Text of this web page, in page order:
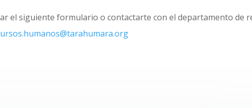
el siguiente formulario o contactarte con el departamento de